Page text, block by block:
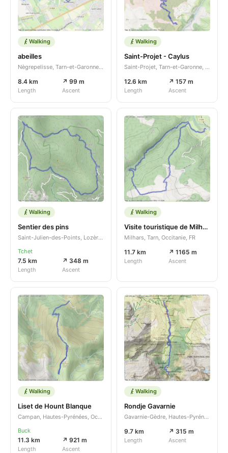
Walking
abeilles
Nègrepelisse, Tarn-et-Garonne, Occitanie, FR
8.4 km
Length
↗ 99 m
Ascent
Walking
Saint-Projet - Caylus
Saint-Projet, Tarn-et-Garonne, Occitanie, FR
12.6 km
Length
↗ 157 m
Ascent
Walking
Sentier des pins
Saint-Julien-des-Points, Lozère, Occitanie, FR
Tchet
7.5 km
Length
↗ 348 m
Ascent
Walking
Visite touristique de Milharsnouvelle rando
Milhars, Tarn, Occitanie, FR
11.7 km
Length
↗ 1165 m
Ascent
Walking
Liset de Hount Blanque
Campan, Hautes-Pyrénées, Occitanie, FR
Buck
11.3 km
Length
↗ 921 m
Ascent
Walking
Rondje Gavarnie
Gavarnie-Gèdre, Hautes-Pyrénées, Occitanie, FR
9.7 km
Length
↗ 315 m
Ascent